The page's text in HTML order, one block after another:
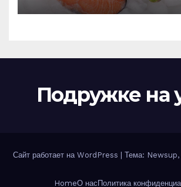
Подружке на
Сайт работает на WordPress Тема: Newsup,
HomeО нас Политика